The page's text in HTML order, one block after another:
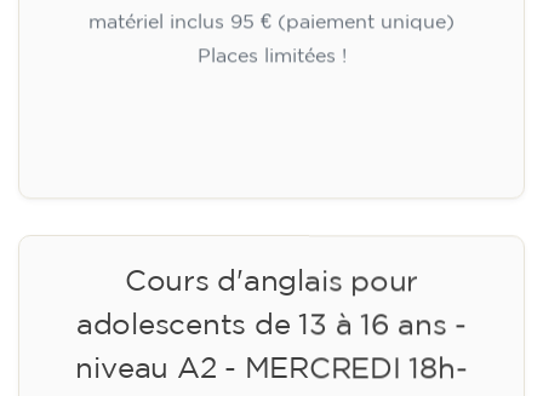
adolescents de 14 à 18 ans -
JEUDI 18h-19h30